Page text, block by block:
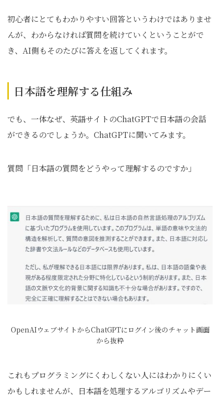
初心者にとてもわかりやすい回答というわけではありませ
んが、わからなければ質問を続けていくということがで
き、AI側もそのたびに答えを返してくれます。
日本語を理解する仕組み
でも、一体なぜ、英語サイトのChatGPTで日本語の会話
ができるのでしょうか。ChatGPTに聞いてみます。
質問「日本語の質問をどうやって理解するのですか」
OpenAIウェブサイトからChatGPTにログイン後のチャット画面
から抜粋
これもプログラミングにくわしくない人にはわかりにくい
かもしれませんが、日本語を処理するアルゴリズムやデー